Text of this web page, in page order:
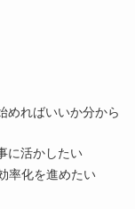
めればいいか分から
に活かしたい
率化を進めたい